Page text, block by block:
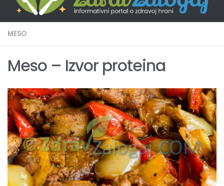
MESO
Meso – Izvor proteina